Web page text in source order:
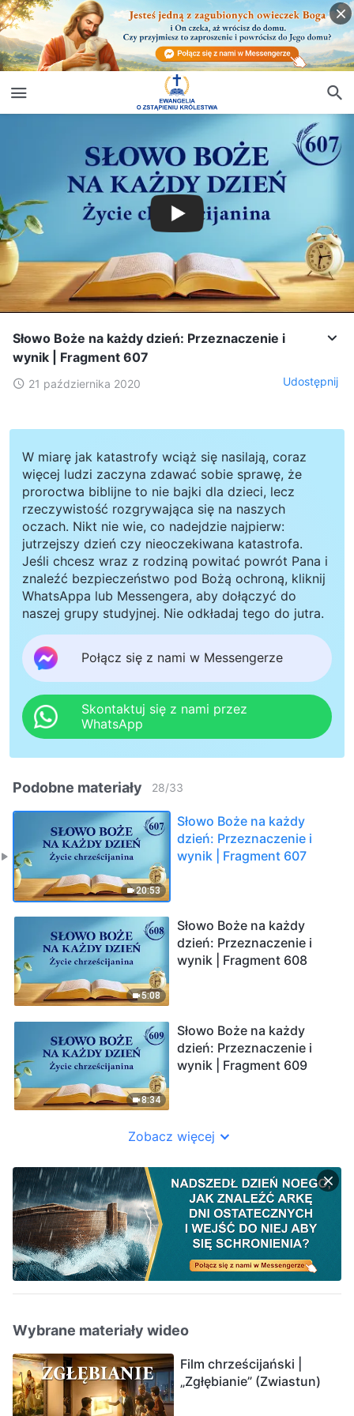
Słowo Boże na każdy dzień: Przeznaczenie i
wynik | Fragment 607
21 października 2020 Udostępnij
W miarę jak katastrofy wciąż się nasilają, coraz
więcej ludzi zaczyna zdawać sobie sprawę, że
proroctwa biblijne to nie bajki dla dzieci, lecz
rzeczywistość rozgrywająca się na naszych
oczach. Nikt nie wie, co nadejdzie najpierw:
jutrzejszy dzień czy nieoczekiwana katastrofa.
Jeśli chcesz wraz z rodziną powitać powrót Pana i
znaleźć bezpieczeństwo pod Bożą ochroną, kliknij
WhatsAppa lub Messengera, aby dołączyć do
naszej grupy studyjnej. Nie odkładaj tego do jutra.
Połącz się z nami w Messengerze
Skontaktuj się z nami przez
WhatsApp
Podobne materiały 28/33
20:53
Słowo Boże na każdy
dzień: Przeznaczenie i
wynik | Fragment 607
5:08
Słowo Boże na każdy
dzień: Przeznaczenie i
wynik | Fragment 608
8:34
Słowo Boże na każdy
dzień: Przeznaczenie i
wynik | Fragment 609
Zobacz więcej
Wybrane materiały wideo
Film chrześcijański |
„Zgłębianie” (Zwiastun)